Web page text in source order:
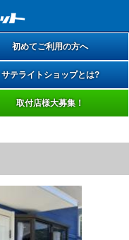
初めてご利用の方へ
サテライトショップとは?
取付店様大募集！